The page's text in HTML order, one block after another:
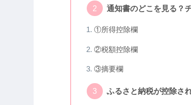
通知書のどこを見る？
①所得控除欄
②税額控除欄
③摘要欄
ふるさと納税が控除さ